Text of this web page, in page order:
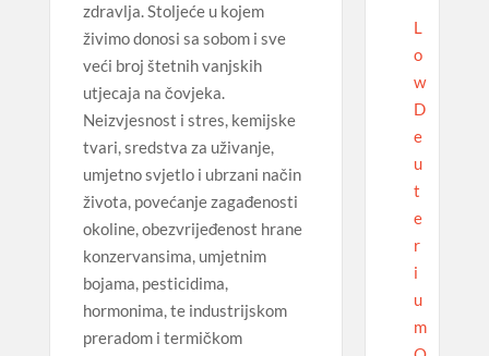
zdravlja. Stoljeće u kojem
živimo donosi sa sobom i sve
veći broj štetnih vanjskih
utjecaja na čovjeka.
Neizvjesnost i stres, kemijske
tvari, sredstva za uživanje,
umjetno svjetlo i ubrzani način
života, povećanje zagađenosti
okoline, obezvrijeđenost hrane
konzervansima, umjetnim
bojama, pesticidima,
hormonima, te industrijskom
preradom i termičkom
L
o
w
D
e
u
t
e
r
i
u
m